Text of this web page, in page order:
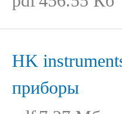
HK
приборы